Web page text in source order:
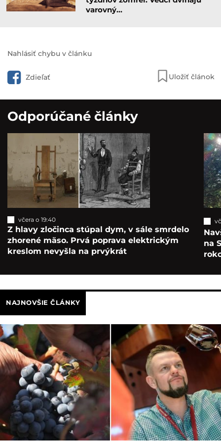
varovný…
Nahlásiť chybu v článku
Zdieľať Uložiť článok
Odporúčané články
včera o 19:40
Z hlavy zločinca stúpal dym, v sále smrdelo
zhorené mäso. Prvá poprava elektrickým
kreslom nevyšla na prvýkrát
na
NAJNOVŠIE ČLÁNKY